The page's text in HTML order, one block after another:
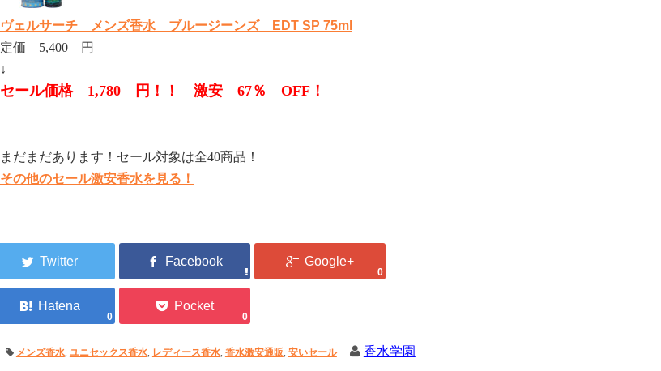
ヴェルサーチ メンズ香水 ブルージーンズ EDT SP 75ml
定価 5,400 円
↓
セール価格 1,780 円！！ 激安 67％ OFF！
まだまだあります！セール対象は全40商品！
その他のセール激安香水を見る！
0
0 0
メンズ香水, ユニセックス香水, レディース香水, 香水激安通販, 安いセール 香水学園